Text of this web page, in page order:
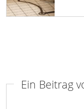
Ein Beitrag